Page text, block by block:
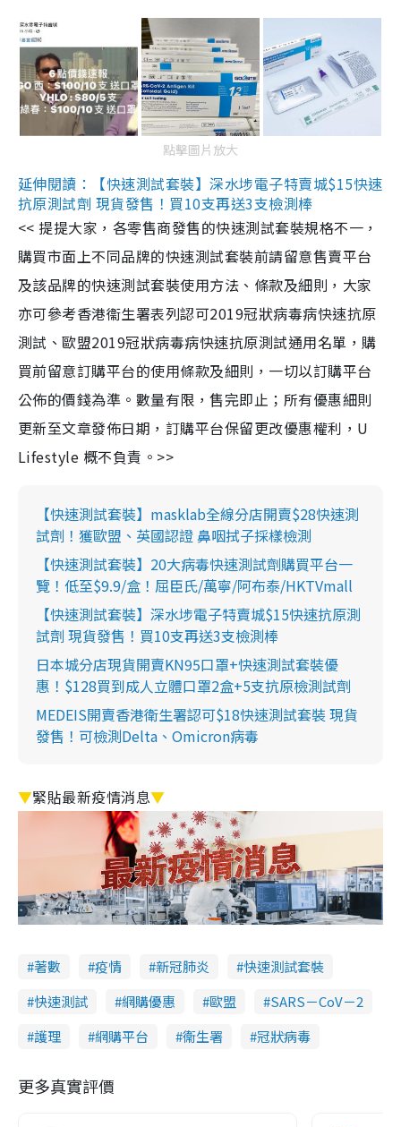
點擊圖片放大
延伸閱讀：【快速測試套裝】深水埗電子特賣城$15快速
抗原測試劑 現貨發售！買10支再送3支檢測棒
<< 提提大家，各零售商發售的快速測試套裝規格不一，
購買市面上不同品牌的快速測試套裝前請留意售賣平台
及該品牌的快速測試套裝使用方法、條款及細則，大家
亦可參考香港衞生署表列認可2019冠狀病毒病快速抗原
測試、歐盟2019冠狀病毒病快速抗原測試通用名單，購
買前留意訂購平台的使用條款及細則，一切以訂購平台
公佈的價錢為準。數量有限，售完即止；所有優惠細則
更新至文章發佈日期，訂購平台保留更改優惠權利，U
Lifestyle 概不負責。>>
【快速測試套裝】masklab全線分店開賣$28快速測
試劑！獲歐盟、英國認證 鼻咽拭子採樣檢測
【快速測試套裝】20大病毒快速測試劑購買平台一
覽！低至$9.9/盒！屈臣氏/萬寧/阿布泰/HKTVmall
【快速測試套裝】深水埗電子特賣城$15快速抗原測
試劑 現貨發售！買10支再送3支檢測棒
日本城分店現貨開賣KN95口罩+快速測試套裝優
惠！$128買到成人立體口罩2盒+5支抗原檢測試劑
MEDEIS開賣香港衛生署認可$18快速測試套裝 現貨
發售！可檢測Delta、Omicron病毒
▼緊貼最新疫情消息▼
著數 疫情 新冠肺炎
快速測試套裝
快速測試
網購優惠 歐盟
SARS－CoV－2
護理
網購平台 衞生署 冠狀病毒
更多真實評價